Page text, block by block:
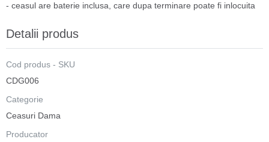
- ceasul are baterie inclusa, care dupa terminare poate fi inlocuita
Detalii produs
Cod produs - SKU
CDG006
Categorie
Ceasuri Dama
Producator